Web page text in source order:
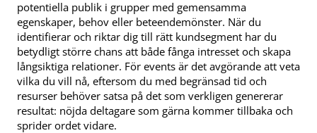
potentiella publik i grupper med gemensamma
egenskaper, behov eller beteendemönster. När du
identifierar och riktar dig till rätt kundsegment har du
betydligt större chans att både fånga intresset och skapa
långsiktiga relationer. För events är det avgörande att veta
vilka du vill nå, eftersom du med begränsad tid och
resurser behöver satsa på det som verkligen genererar
resultat: nöjda deltagare som gärna kommer tillbaka och
sprider ordet vidare.